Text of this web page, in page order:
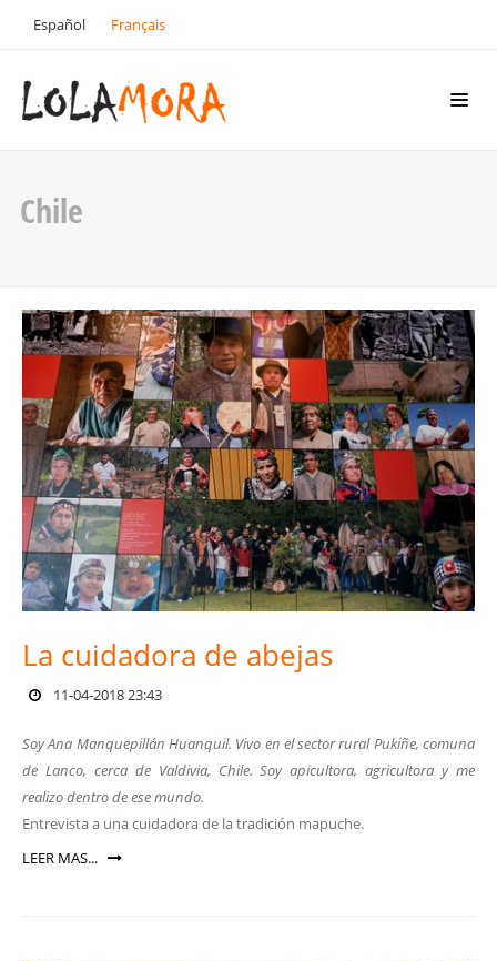
Español Français
Chile
La cuidadora de abejas
11-04-2018 23:43
Soy Ana Manquepillán Huanquil. Vivo en el sector rural Pukiñe, comuna
de Lanco, cerca de Valdivia, Chile. Soy apicultora, agricultora y me
realizo dentro de ese mundo.
Entrevista a una cuidadora de la tradición mapuche.
LEER MAS...